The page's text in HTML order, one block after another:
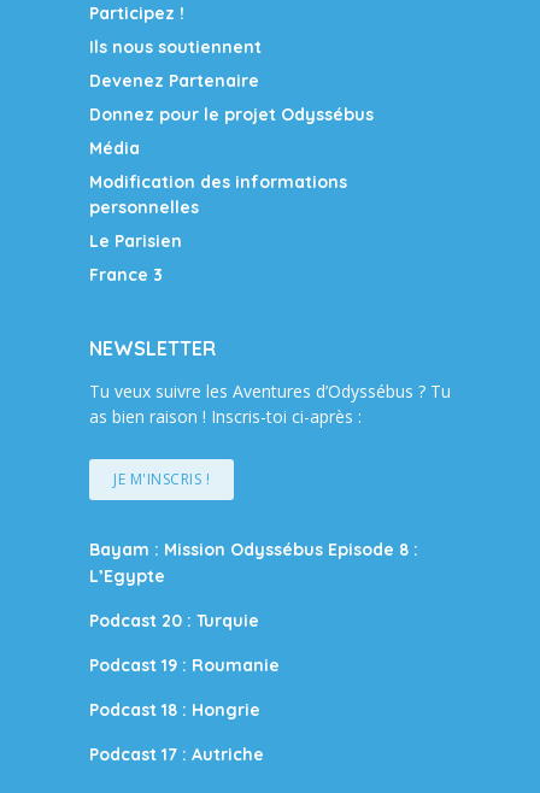
Participez !
Ils nous soutiennent
Devenez Partenaire
Donnez pour le projet Odyssébus
Média
Modification des informations
personnelles
Le Parisien
France 3
NEWSLETTER
Tu veux suivre les Aventures d’Odyssébus ? Tu
as bien raison ! Inscris-toi ci-après :
JE M'INSCRIS !
Bayam : Mission Odyssébus Episode 8 :
L’Egypte
Podcast 20 : Turquie
Podcast 19 : Roumanie
Podcast 18 : Hongrie
Podcast 17 : Autriche